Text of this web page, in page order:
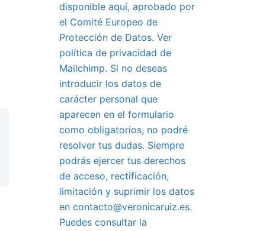
disponible aquí, aprobado por
el Comité Europeo de
Protección de Datos. Ver
política de privacidad de
Mailchimp. Si no deseas
introducir los datos de
carácter personal que
aparecen en el formulario
como obligatorios, no podré
resolver tus dudas. Siempre
podrás ejercer tus derechos
de acceso, rectificación,
limitación y suprimir los datos
en contacto@veronicaruiz.es.
Puedes consultar la